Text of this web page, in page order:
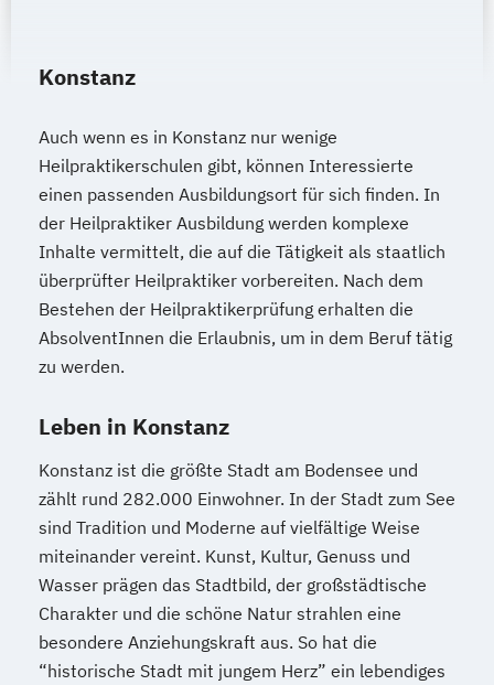
Konstanz
Auch wenn es in Konstanz nur wenige
Heilpraktikerschulen gibt, können Interessierte
einen passenden Ausbildungsort für sich finden. In
der Heilpraktiker Ausbildung werden komplexe
Inhalte vermittelt, die auf die Tätigkeit als staatlich
überprüfter Heilpraktiker vorbereiten. Nach dem
Bestehen der Heilpraktikerprüfung erhalten die
AbsolventInnen die Erlaubnis, um in dem Beruf tätig
zu werden.
Leben in Konstanz
Konstanz ist die größte Stadt am Bodensee und
zählt rund 282.000 Einwohner. In der Stadt zum See
sind Tradition und Moderne auf vielfältige Weise
miteinander vereint. Kunst, Kultur, Genuss und
Wasser prägen das Stadtbild, der großstädtische
Charakter und die schöne Natur strahlen eine
besondere Anziehungskraft aus. So hat die
“historische Stadt mit jungem Herz” ein lebendiges